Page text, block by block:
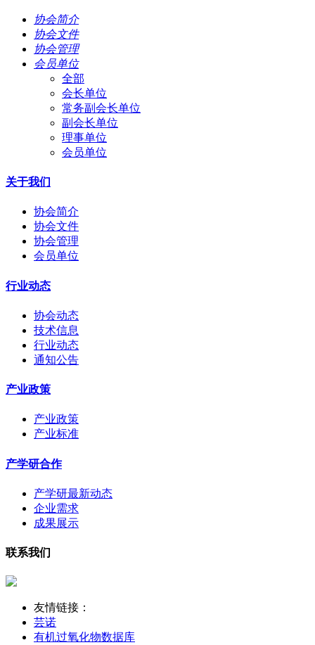
协会简介
协会文件
协会管理
会员单位
全部
会长单位
常务副会长单位
副会长单位
理事单位
会员单位
关于我们
协会简介
协会文件
协会管理
会员单位
行业动态
协会动态
技术信息
行业动态
通知公告
产业政策
产业政策
产业标准
产学研合作
产学研最新动态
企业需求
成果展示
联系我们
友情链接：
芸诺
有机过氧化物数据库